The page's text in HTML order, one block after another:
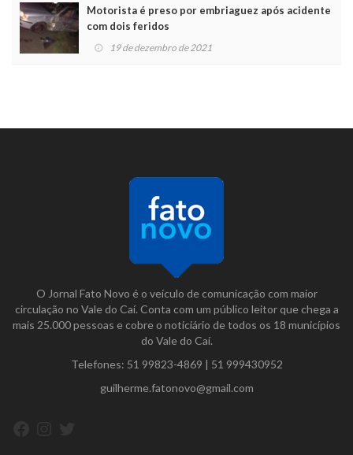
Motorista é preso por embriaguez após acidente
com dois feridos
19 de dezembro de 2021
O Jornal Fato Novo é o veículo de comunicação com maior
circulação no Vale do Caí. Conta com um público leitor que chega a
mais 25.000 pessoas e cobre o noticiário de todos os 18 municípios
do Vale do Caí.
Telefones: 51 99823-4869 | 51 999430952
guilherme.fatonovo@gmail.com